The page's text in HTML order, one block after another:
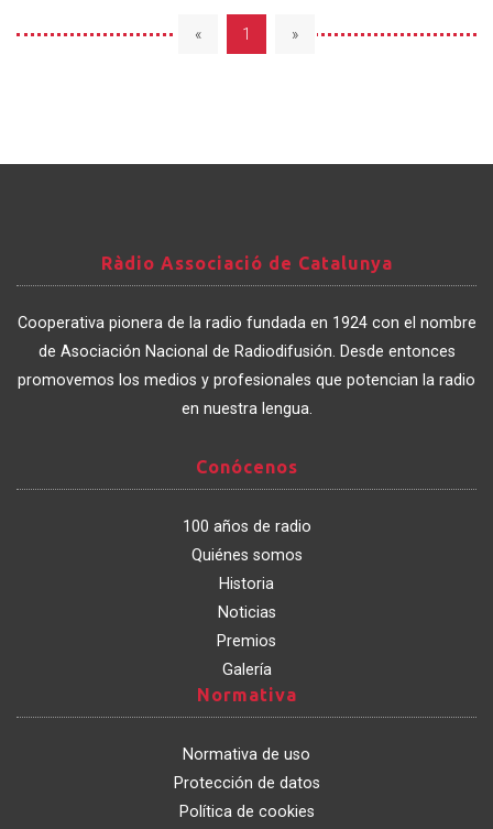
« 1 »
Associació
de
Catalunya
Ràdio Associació de Catalunya
Cooperativa pionera de la radio fundada en 1924 con el nombre
de Asociación Nacional de Radiodifusión. Desde entonces
promovemos los medios y profesionales que potencian la radio
en nuestra lengua.
Conócenos
100 años de radio
Quiénes somos
Historia
Noticias
Premios
Galería
Normativa
Normativa de uso
Protección de datos
Política de cookies